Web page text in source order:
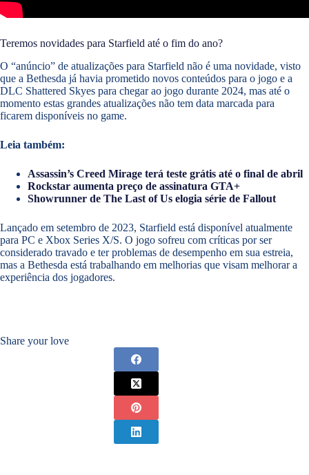
Teremos novidades para Starfield até o fim do ano?
O “anúncio” de atualizações para Starfield não é uma novidade, visto
que a Bethesda já havia prometido novos conteúdos para o jogo e a
DLC Shattered Skyes para chegar ao jogo durante 2024, mas até o
momento estas grandes atualizações não tem data marcada para
ficarem disponíveis no game.
Leia também:
Assassin’s Creed Mirage terá teste grátis até o final de abril
Rockstar aumenta preço de assinatura GTA+
Showrunner de The Last of Us elogia série de Fallout
Lançado em setembro de 2023, Starfield está disponível atualmente
para PC e Xbox Series X/S. O jogo sofreu com críticas por ser
considerado travado e ter problemas de desempenho em sua estreia,
mas a Bethesda está trabalhando em melhorias que visam melhorar a
experiência dos jogadores.
Share your love